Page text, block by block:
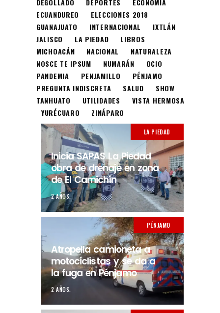
DEGOLLADO DEPORTES
ECONOMÍA
ECUANDUREO
ELECCIONES 2018
GUANAJUATO
INTERNACIONAL
IXTLÁN
JALISCO
LA PIEDAD
LIBROS
MICHOACÁN
NACIONAL
NATURALEZA
NOSCE TE IPSUM
NUMARÁN
OCIO
PANDEMIA
PENJAMILLO
PÉNJAMO
PREGUNTA INDISCRETA
SALUD
SHOW
TANHUATO
UTILIDADES
VISTA HERMOSA
YURÉCUARO
ZINÁPARO
LA PIEDAD
Inicia SAPAS La Piedad
obra de drenaje en zona
de El Camichín
2 AÑOS.
PÉNJAMO
Atropella camioneta a
motociclistas y se da a
la fuga en Pénjamo
2 AÑOS.